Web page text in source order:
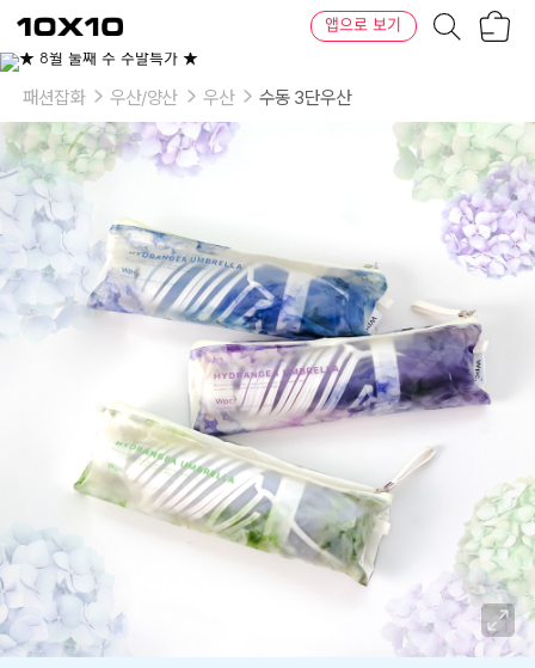
텐
바
텐
앱으로 보기
이
상
상:
화
이
패션잡화 우산/양산 우산 수동 3단우산